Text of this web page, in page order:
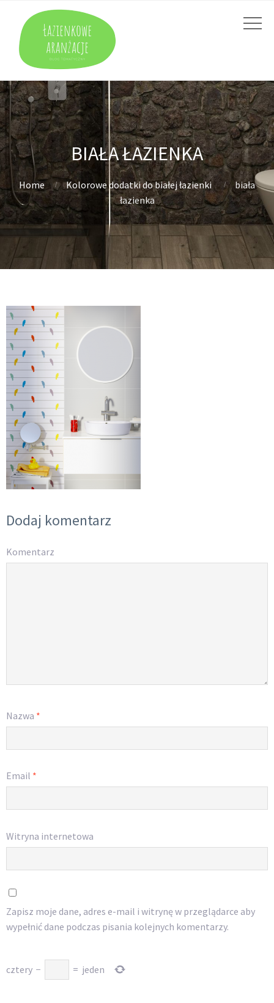
BIAŁA ŁAZIENKA
Home Kolorowe dodatki do białej łazienki
biała
łazienka
Dodaj komentarz
Komentarz
Nazwa *
Email *
Witryna internetowa
Zapisz moje dane, adres e-mail i witrynę w przeglądarce aby
wypełnić dane podczas pisania kolejnych komentarzy.
cztery − = jeden